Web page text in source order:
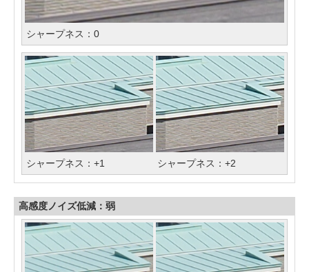
シャープネス：0
シャープネス：+1 シャープネス：+2
高感度ノイズ低減：弱